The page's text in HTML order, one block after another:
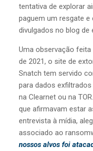
tentativa de explorar
paguem um resgate
divulgados no blog de
Uma observação feita
de 2021, o site de
Snatch tem servido
para dados
na Clearnet ou na
que afirmavam estar
entrevista à mídia,
associado ao
nossos alvos foi